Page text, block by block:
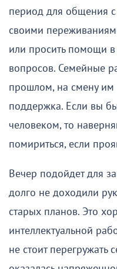
период для общения
своими
или просить помощи
вопросов. Семейные
прошлом, на смену им
поддержка. Если вы
человеком, то
помириться, если
Вечер подойдет для
долго не доходили
старых планов. Это
интеллектуальной
не стоит перегружать